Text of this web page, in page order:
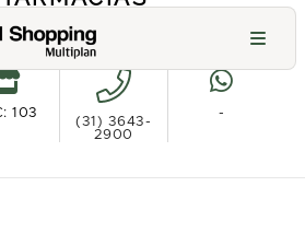
Ver no mapa
103
(31) 3643-
2900
-